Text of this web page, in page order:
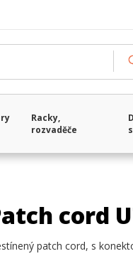
Racky,
rozvaděče
cord
patch cord, s